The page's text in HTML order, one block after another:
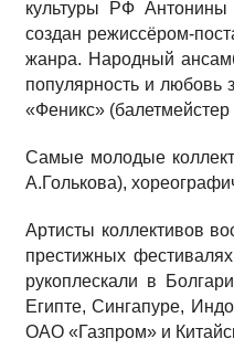
культуры РФ
создан режиссёром-
жанра. Народ­ный
популярность и любовь
«Фе­никс»
Самые молодые
А.Голькова),
Артисты коллективов
престижных
рукоплескали в
Египте, Сингапуре,
ОАО «Газпром» и